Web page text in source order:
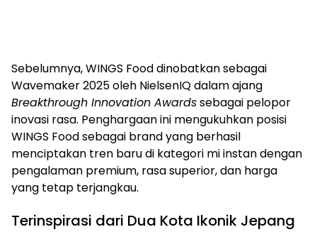
Sebelumnya, WINGS Food dinobatkan sebagai
Wavemaker 2025 oleh NielsenIQ dalam ajang
Breakthrough Innovation Awardssebagai pelopor
inovasi rasa. Penghargaan ini mengukuhkan posisi
WINGS Food sebagai brand yang berhasil
menciptakan tren baru di kategori mi instan dengan
pengalaman premium, rasa superior, dan harga
yang tetap terjangkau.
Terinspirasi dari Dua Kota Ikonik Jepang